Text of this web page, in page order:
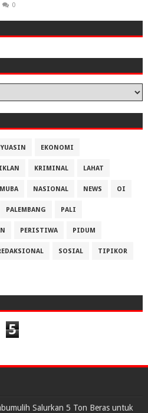
0
EKONOMI
IKLAN KRIMINAL LAHAT
MUBA NASIONAL NEWS OI
PALEMBANG PALI
PERISTIWA PIDUM
SOSIAL TIPIKOR
5
Salurkan 5 Ton Beras untuk